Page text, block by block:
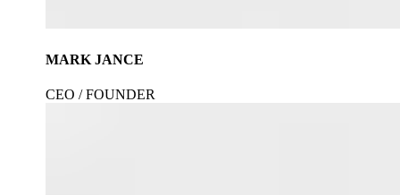
MARK JANCE
CEO / FOUNDER